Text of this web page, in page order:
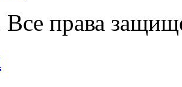
права